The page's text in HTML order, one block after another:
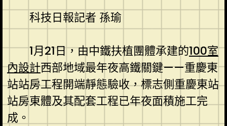
科技日報記者 孫瑜
1月21日，由中鐵扶植團體承建的100室
內設計西部地域最年夜高鐵關鍵——重慶東
站站房工程開端靜態驗收，標志側重慶東站
站房東體及其配套工程已年夜面積施工完
成。